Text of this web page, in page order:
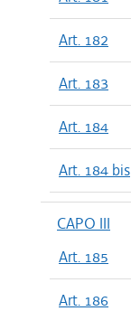
Art. 182
Art. 183
Art. 184
Art. 184 bis
CAPO III
Art. 185
Art. 186